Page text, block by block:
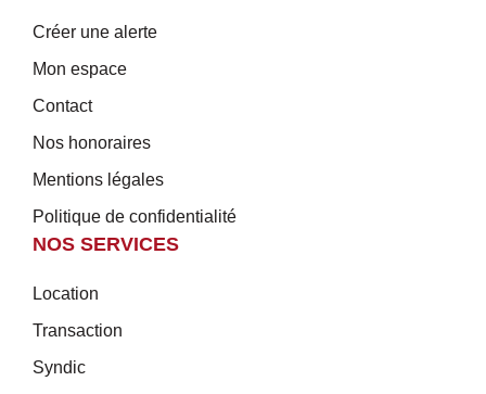
Créer une alerte
Mon espace
Contact
Nos honoraires
Mentions légales
Politique de confidentialité
NOS SERVICES
Location
Transaction
Syndic